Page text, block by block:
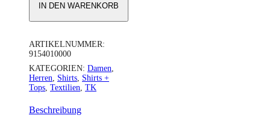
IN DEN WARENKORB
ARTIKELNUMMER:
9154010000
KATEGORIEN: Damen
Herren
Shirts Shirts +
Tops Textilien TK
Beschreibung